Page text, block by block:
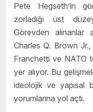
Pete Hegseth’in
zorladığı üst
Görevden alınanlar
Charles Q. Brown
Franchetti ve NATO
yer alıyor. Bu
ideolojik ve yapısal
yorumlarına yol açtı.